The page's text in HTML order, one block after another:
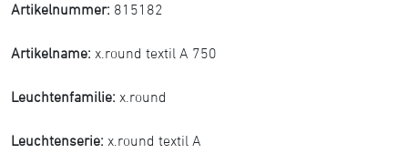
Artikelnummer: 815182
Artikelname: x.round textil A 750
Leuchtenfamilie: x.round
Leuchtenserie: x.round textil A